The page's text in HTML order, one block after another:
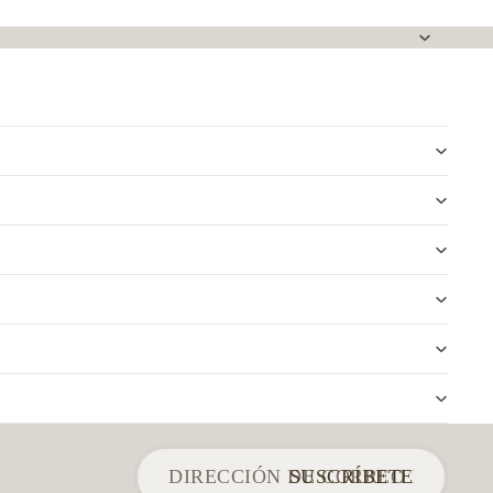
SUSCRÍBETE